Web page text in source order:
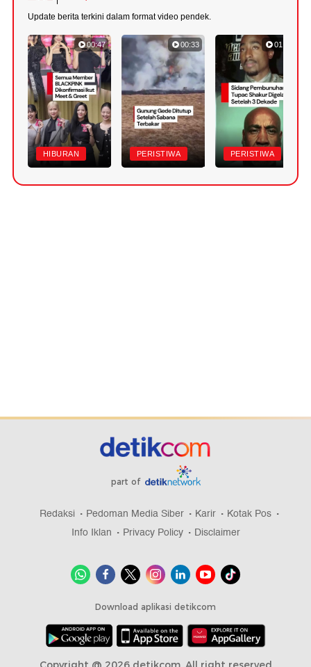
Update berita terkini dalam format video pendek.
00:47
HIBURAN
00:33
PERISTIWA
01:10
PERISTIWA
part of
Redaksi Pedoman Media Siber Karir
Kotak Pos
Info Iklan
Privacy Policy Disclaimer
Download aplikasi detikcom